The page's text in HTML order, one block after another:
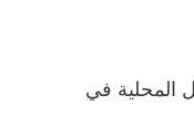
المحلية في